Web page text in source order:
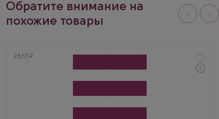
Обратите внимание на
похожие товары
Артикул
26559